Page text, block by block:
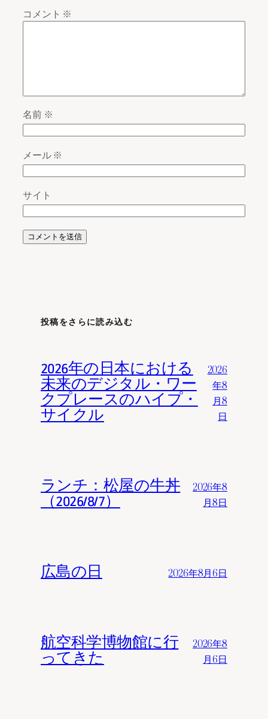
コメント ※
名前 ※
メール※
サイト
投稿をさらに読み込む
2026年の日本における
未来のデジタル・ワー
クプレースのハイプ・
サイクル
2026
年8
月8
日
ランチ：松屋の牛丼
（2026/8/7）
2026年8
月8日
広島の日 2026年8月6日
航空科学博物館に行
ってきた
2026年8
月6日